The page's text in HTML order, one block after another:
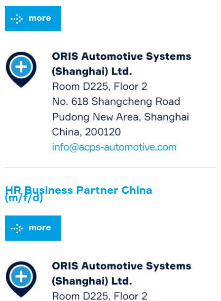
more
HR Business Partner China
(m/f/d)
more